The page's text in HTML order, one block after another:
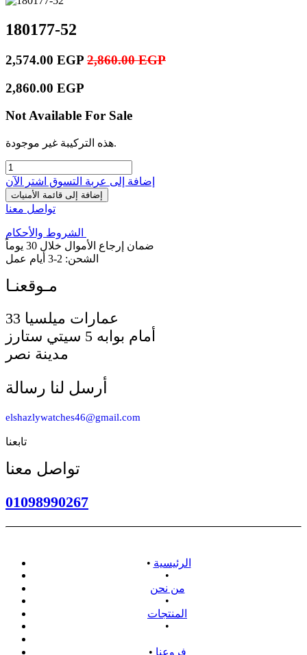
180177-52
2,574.00 EGP 2,860.00EGP
2,860.00 EGP
Not Available For Sale
هذه التركيبة غير موجودة.
إضافة إلى عربة التسوق اشترِ الآن
إضافة إلى قائمة الأمنيات
تواصل معنا
الشروط والأحكام
ضمان إرجاع الأموال خلال 30 يوماً
الشحن: 2-3 أيام عمل
أمام بوابه 5 سيتي ستارز
مدينة نصر
أرسل لنا رسالة
elshazlywatches46@gmail.com
تابعنا
تواصل معنا
01098990267
• الرئيسية
•
من نحن
•
المنتجات
•
• فروعنا